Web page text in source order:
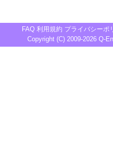
FAQ 利用規約 プライバシーポ
Copyright (C) 2009-2026 Q-